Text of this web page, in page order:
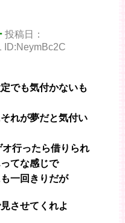
投稿日：
ID:NeymBc2C
でも気付かないも
れが夢だと気付い
行ったら借りられ
てな感じで
一回きりだが
させてくれよ